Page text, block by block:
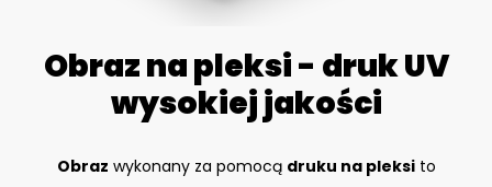
Obraz na pleksi - druk UV
wysokiej jakości
Obraz wykonany za pomocą druku na pleksito